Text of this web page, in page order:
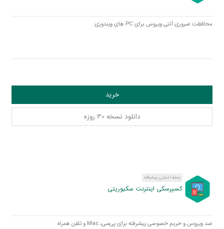
محافظت ضروری آنتی ویروس برای PC های ویندوزی
خرید
دانلود نسخه 30 روزه
بسته امنیتی پیشرفته
کسپرسکی اینترنت سکیوریتی
ضد ویروس و حریم خصوصی پیشرفته برای پی‌سی، Mac و تلفن همراه